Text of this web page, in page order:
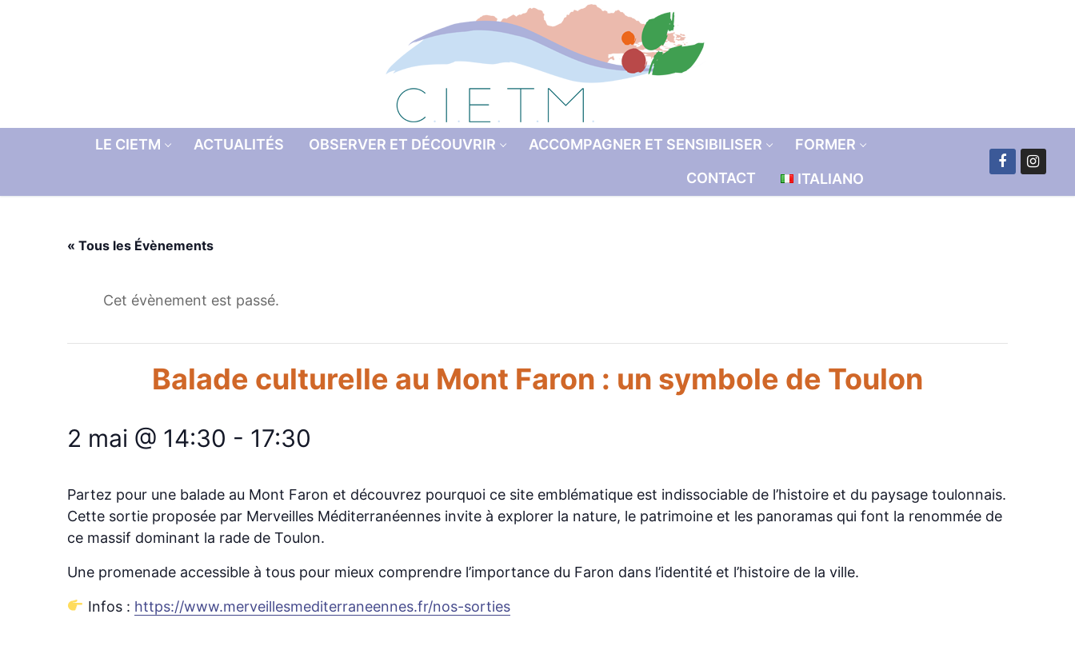
LE CIETM ACTUALITÉS OBSERVER ET DÉCOUVRIR ACCOMPAGNER ET SENSIBILISER
FORMER
CONTACT
ITALIANO
« Tous les Évènements
Cet évènement est passé.
Balade culturelle au Mont Faron : un symbole de Toulon
2 mai @ 14:30 - 17:30
Partez pour une balade au Mont Faron et découvrez pourquoi ce site emblématique est indissociable de l’histoire et du paysage toulonnais.
Cette sortie proposée par Merveilles Méditerranéennes invite à explorer la nature, le patrimoine et les panoramas qui font la renommée de
ce massif dominant la rade de Toulon.
Une promenade accessible à tous pour mieux comprendre l’importance du Faron dans l’identité et l’histoire de la ville.
Infos : https://www.merveillesmediterraneennes.fr/nos-sorties